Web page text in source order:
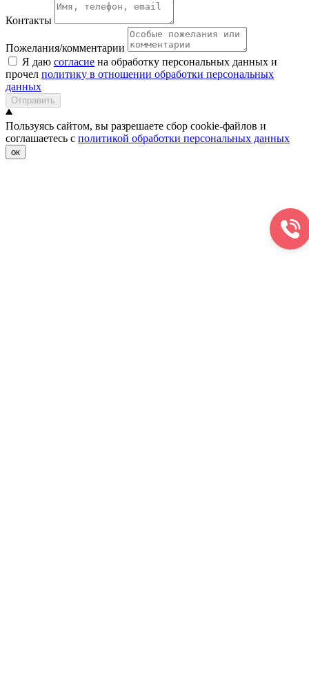
Контакты
Пожелания/комментарии
Я даю согласие на обработку персональных данных и
прочел политику в отношении обработки персональных
данных
Отправить
Пользуясь сайтом, вы разрешаете сбор cookie-файлов и
соглашаетесь с политикой обработки персональных данных
ок